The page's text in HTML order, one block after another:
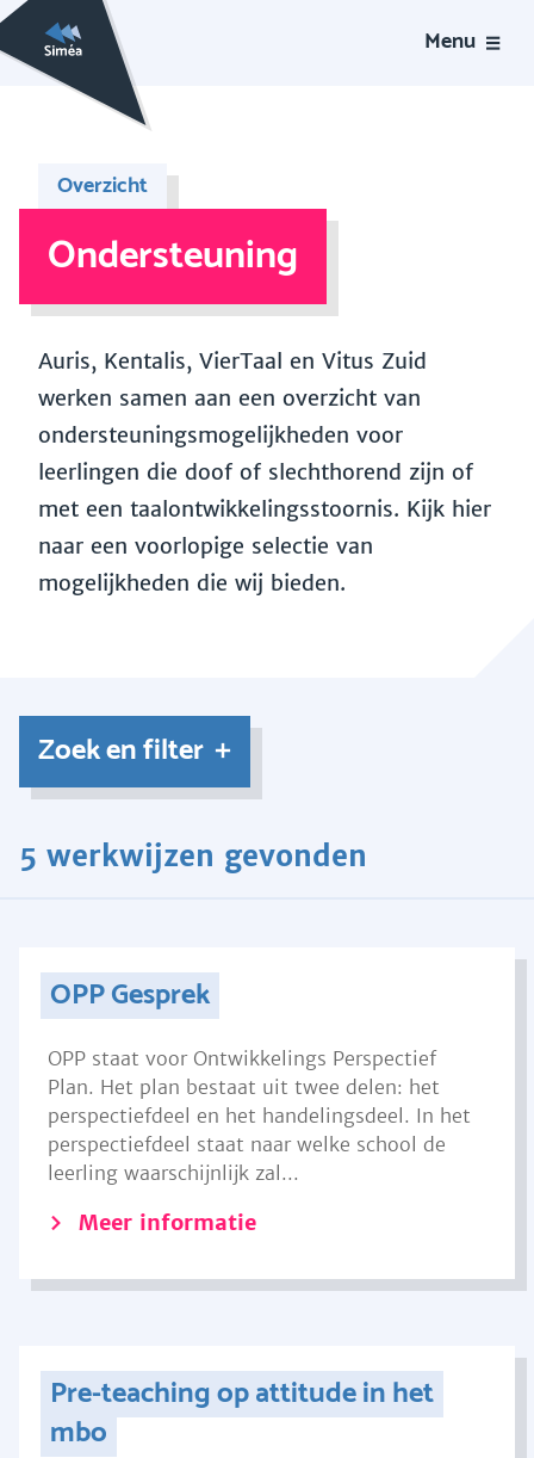
Menu
Overzicht
Ondersteuning
Auris, Kentalis, VierTaal en Vitus Zuid
werken samen aan een overzicht van
ondersteuningsmogelijkheden voor
leerlingen die doof of slechthorend zijn of
met een taalontwikkelingsstoornis. Kijk hier
naar een voorlopige selectie van
mogelijkheden die wij bieden.
Zoek en filter
5 werkwijzen gevonden
OPP Gesprek
OPP staat voor Ontwikkelings Perspectief
Plan. Het plan bestaat uit twee delen: het
perspectiefdeel en het handelingsdeel. In het
perspectiefdeel staat naar welke school de
leerling waarschijnlijk zal...
Meer informatie
Pre-teaching op attitude in het
mbo